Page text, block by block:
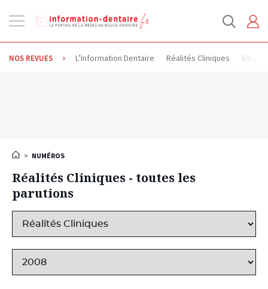
la
NOS REVUES L’Information Dentaire Réalités Cliniques
> NUMÉROS
Réalités Cliniques - toutes les
parutions